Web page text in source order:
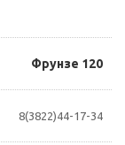
Фрунзе 120
8(3822)44-17-34